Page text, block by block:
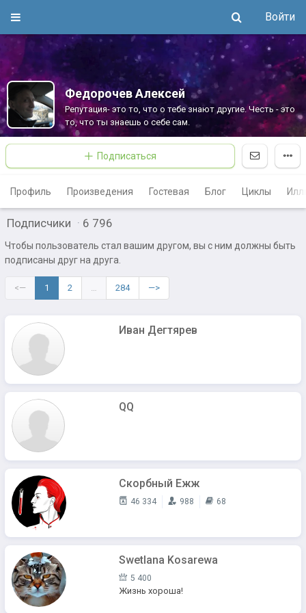
Войти
Федорочев Алексей
Репутация- это то, что о тебе знают другие. Честь - это
то, что ты знаешь о себе сам.
Подписаться
Профиль Произведения Гостевая Блог Циклы
Подписчики · 6 796
Чтобы пользователь стал вашим другом, вы с ним должны быть
подписаны друг на друга.
<— 1 2 … 284 —>
Иван Дегтярев
QQ
Скорбный Ежж
46 334 988 68
Swetlana Kosarewa
5 400
Жизнь хороша!